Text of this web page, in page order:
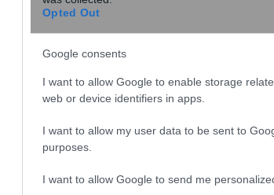
Opted Out
Google consents
I want to allow Google to enable storage
web or device identifiers in apps.
I want to allow my user data to be sent to
purposes.
I want to allow Google to send me
Υπουργείο
11,25 εκατ. ευρώ για
Πόρους ύψους 11.250.000
δράσεων αντ...
Οικονομία